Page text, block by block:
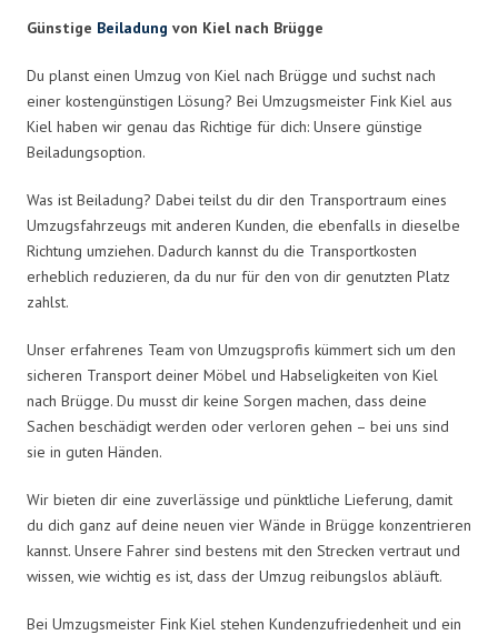
Günstige Beiladung von Kiel nach Brügge
Du planst einen Umzug von Kiel nach Brügge und suchst nach
einer kostengünstigen Lösung? Bei Umzugsmeister Fink Kiel aus
Kiel haben wir genau das Richtige für dich: Unsere günstige
Beiladungsoption.
Was ist Beiladung? Dabei teilst du dir den Transportraum eines
Umzugsfahrzeugs mit anderen Kunden, die ebenfalls in dieselbe
Richtung umziehen. Dadurch kannst du die Transportkosten
erheblich reduzieren, da du nur für den von dir genutzten Platz
zahlst.
Unser erfahrenes Team von Umzugsprofis kümmert sich um den
sicheren Transport deiner Möbel und Habseligkeiten von Kiel
nach Brügge. Du musst dir keine Sorgen machen, dass deine
Sachen beschädigt werden oder verloren gehen – bei uns sind
sie in guten Händen.
Wir bieten dir eine zuverlässige und pünktliche Lieferung, damit
du dich ganz auf deine neuen vier Wände in Brügge konzentrieren
kannst. Unsere Fahrer sind bestens mit den Strecken vertraut und
wissen, wie wichtig es ist, dass der Umzug reibungslos abläuft.
Bei Umzugsmeister Fink Kiel stehen Kundenzufriedenheit und ein